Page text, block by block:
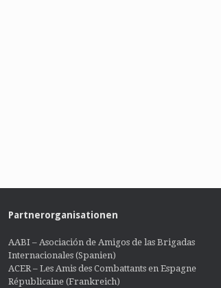
Partnerorganisationen
AABI – Asociación de Amigos de las Brigadas
Internacionales (Spanien)
ACER – Les Amis des Combattants en Espagne
Républicaine (Frankreich)